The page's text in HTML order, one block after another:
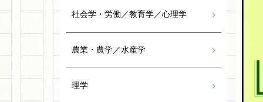
社会学・労働／教育学／心理学
農業・農学／水産学
理学